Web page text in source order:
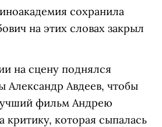
сохранила
на этих словах закрыл
на сцену поднялся
Александр Авдеев, чтобы
фильм Андрею
которая сыпалась